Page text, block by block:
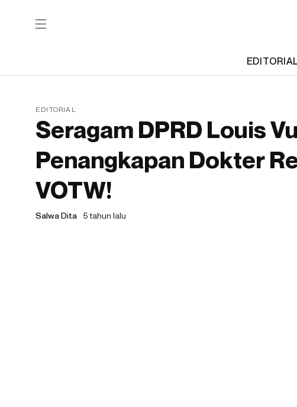
EDITORIAL
Seragam DPRD Louis
Penangkapan Dokter
VOTW!
Salwa Dita 5 tahun lalu